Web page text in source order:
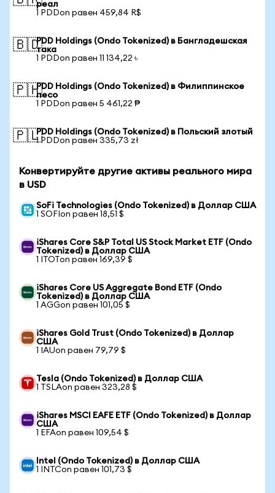
реал
1 PDDon равен 459,84 R$
🇧🇩PDD Holdings (Ondo Tokenized) в Бангладешская
така
1 PDDon равен 11 134,22 ৳
🇵🇭PDD Holdings (Ondo Tokenized) в Филиппинское
песо
1 PDDon равен 5 461,22 ₱
🇵🇱PDD Holdings (Ondo Tokenized) в Польский злотый
1 PDDon равен 335,73 zł
Конвертируйте другие активы реального мира
в USD
SoFi Technologies (Ondo Tokenized) в Доллар США
1 SOFIon равен 18,51 $
iShares Core S&P Total US Stock Market ETF (Ondo
Tokenized) в Доллар США
1 ITOTon равен 169,39 $
iShares Core US Aggregate Bond ETF (Ondo
Tokenized) в Доллар США
1 AGGon равен 101,05 $
iShares Gold Trust (Ondo Tokenized) в Доллар
США
1 IAUon равен 79,79 $
Tesla (Ondo Tokenized) в Доллар США
1 TSLAon равен 323,28 $
iShares MSCI EAFE ETF (Ondo Tokenized) в Доллар
США
1 EFAon равен 109,54 $
Intel (Ondo Tokenized) в Доллар США
1 INTCon равен 101,73 $